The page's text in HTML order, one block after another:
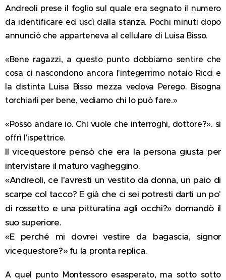
Andreoli prese il foglio sul quale era segnato il numero
da identificare ed uscì dalla stanza. Pochi minuti dopo
annunciò che apparteneva al cellulare di Luisa Bisso.
«Bene ragazzi, a questo punto dobbiamo sentire che
cosa ci nascondono ancora l'integerrimo notaio Ricci e
la distinta Luisa Bisso mezza vedova Perego. Bisogna
torchiarli per bene, vediamo chi lo può fare.»
«Posso andare io. Chi vuole che interroghi, dottore?». si
offrì l'ispettrice.
Il vicequestore pensò che era la persona giusta per
intervistare il maturo vagheggino.
«Andreoli, ce l'avresti un vestito da donna, un paio di
scarpe col tacco? E già che ci sei potresti darti un po'
di rossetto e una pitturatina agli occhi?» domandò il
suo superiore.
«E perché mi dovrei vestire da bagascia, signor
vicequestore?» fu la pronta replica.
A quel punto Montessoro esasperato, ma sotto sotto